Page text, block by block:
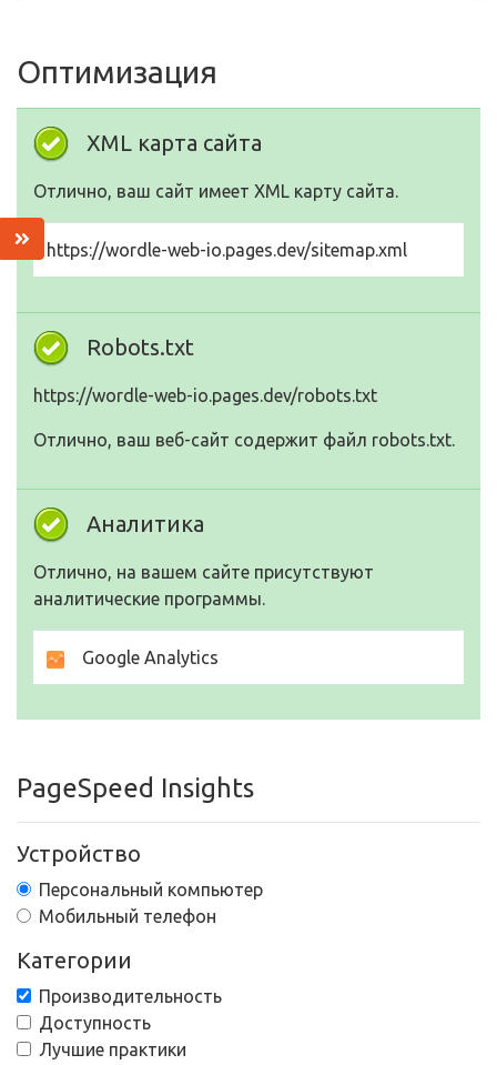
Оптимизация
XML карта сайта
Отлично, ваш сайт имеет XML карту сайта.
https://wordle-web-io.pages.dev/sitemap.xml
Robots.txt
https://wordle-web-io.pages.dev/robots.txt
Отлично, ваш веб-сайт содержит файл robots.txt.
Аналитика
Отлично, на вашем сайте присутствуют
аналитические программы.
Google Analytics
PageSpeed Insights
Устройство
Персональный компьютер
Мобильный телефон
Категории
Производительность
Доступность
Лучшие практики